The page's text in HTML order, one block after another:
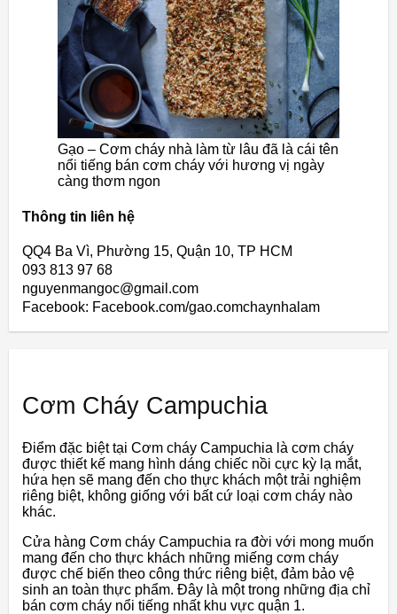
Gạo – Cơm cháy nhà làm từ lâu đã là cái tên
nổi tiếng bán cơm cháy với hương vị ngày
càng thơm ngon
Thông tin liên hệ
QQ4 Ba Vì, Phường 15, Quận 10, TP HCM
093 813 97 68
nguyenmangoc@gmail.com
Facebook: Facebook.com/gao.comchaynhalam
Cơm Cháy Campuchia
Điểm đặc biệt tại Cơm cháy Campuchia là cơm cháy
được thiết kế mang hình dáng chiếc nồi cực kỳ lạ mắt,
hứa hẹn sẽ mang đến cho thực khách một trải nghiệm
riêng biệt, không giống với bất cứ loại cơm cháy nào
khác.
Cửa hàng Cơm cháy Campuchia ra đời với mong muốn
mang đến cho thực khách những miếng cơm cháy
được chế biến theo công thức riêng biệt, đảm bảo vệ
sinh an toàn thực phẩm. Đây là một trong những địa chỉ
bán cơm cháy nổi tiếng nhất khu vực quận 1.